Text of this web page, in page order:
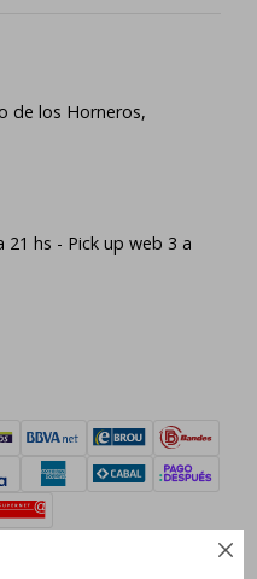

de los Horneros,
hs - Pick up web 3 a